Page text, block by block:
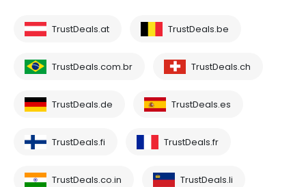
TrustDeals.at TrustDeals.be
TrustDeals.com.br TrustDeals.ch
TrustDeals.de TrustDeals.es
TrustDeals.fi TrustDeals.fr
TrustDeals.co.in TrustDeals.li